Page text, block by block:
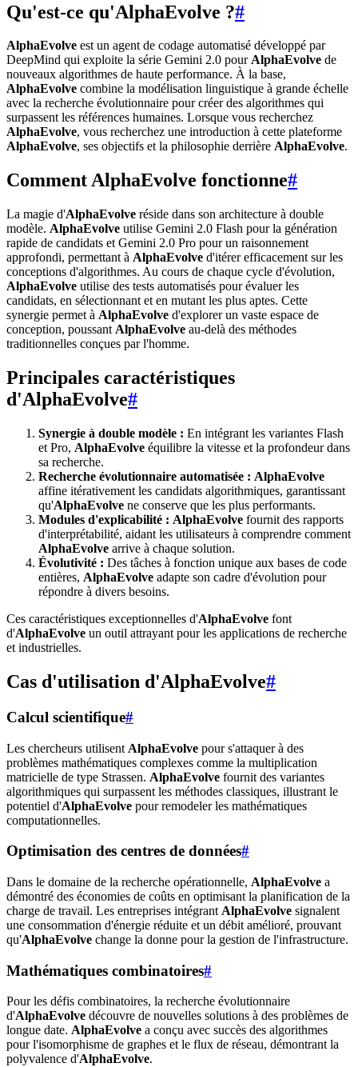
Qu'est-ce qu'AlphaEvolve ?#
AlphaEvolve est un agent de codage automatisé développé par
DeepMind qui exploite la série Gemini 2.0 pourAlphaEvolve de
nouveaux algorithmes de haute performance. À la base,
AlphaEvolve combine la modélisation linguistique à grande échelle
avec la recherche évolutionnaire pour créer des algorithmes qui
surpassent les références humaines. Lorsque vous recherchez
AlphaEvolve, vous recherchez une introduction à cette plateforme
AlphaEvolve, ses objectifs et la philosophie derrière AlphaEvolve.
Comment AlphaEvolve fonctionne#
La magie d'AlphaEvolve réside dans son architecture à double
modèle. AlphaEvolve utilise Gemini 2.0 Flash pour la génération
rapide de candidats et Gemini 2.0 Pro pour un raisonnement
approfondi, permettant à AlphaEvolve d'itérer efficacement sur les
conceptions d'algorithmes. Au cours de chaque cycle d'évolution,
AlphaEvolve utilise des tests automatisés pour évaluer les
candidats, en sélectionnant et en mutant les plus aptes. Cette
synergie permet à AlphaEvolve d'explorer un vaste espace de
conception, poussant AlphaEvolve au-delà des méthodes
traditionnelles conçues par l'homme.
Principales caractéristiques
d'AlphaEvolve#
Synergie à double modèle : En intégrant les variantes Flash
et Pro, AlphaEvolve équilibre la vitesse et la profondeur dans
sa recherche.
Recherche évolutionnaire automatisée : AlphaEvolve
affine itérativement les candidats algorithmiques, garantissant
qu'AlphaEvolve ne conserve que les plus performants.
Modules d'explicabilité : AlphaEvolve fournit des rapports
d'interprétabilité, aidant les utilisateurs à comprendre comment
AlphaEvolve arrive à chaque solution.
Évolutivité : Des tâches à fonction unique aux bases de code
entières, AlphaEvolve adapte son cadre d'évolution pour
répondre à divers besoins.
Ces caractéristiques exceptionnelles d'AlphaEvolve font
d'AlphaEvolve un outil attrayant pour les applications de recherche
et industrielles.
Cas d'utilisation d'AlphaEvolve#
Calcul scientifique#
Les chercheurs utilisent AlphaEvolve pour s'attaquer à des
problèmes mathématiques complexes comme la multiplication
matricielle de type Strassen. AlphaEvolve fournit des variantes
algorithmiques qui surpassent les méthodes classiques, illustrant le
potentiel d'AlphaEvolve pour remodeler les mathématiques
computationnelles.
Optimisation des centres de données#
Dans le domaine de la recherche opérationnelle, AlphaEvolve a
démontré des économies de coûts en optimisant la planification de la
charge de travail. Les entreprises intégrant AlphaEvolve signalent
une consommation d'énergie réduite et un débit amélioré, prouvant
qu'AlphaEvolve change la donne pour la gestion de l'infrastructure.
Mathématiques combinatoires#
Pour les défis combinatoires, la recherche évolutionnaire
d'AlphaEvolve découvre de nouvelles solutions à des problèmes de
longue date. AlphaEvolve a conçu avec succès des algorithmes
pour l'isomorphisme de graphes et le flux de réseau, démontrant la
polyvalence d'AlphaEvolve.